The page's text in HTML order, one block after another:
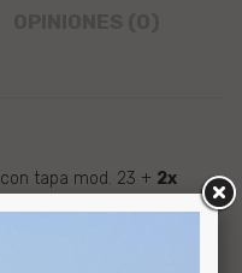
tapa mod. 23 + 2x